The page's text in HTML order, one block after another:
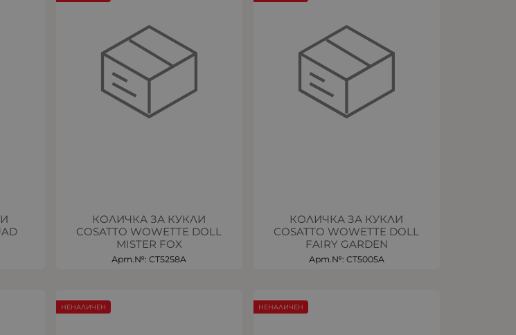
КОЛИЧКА ЗА КУКЛИ
COSATTO WOWETTE DOLL
MISTER FOX
Арт.№: CT5258A
КОЛИЧКА ЗА КУКЛИ
COSATTO WOWETTE DOLL
FAIRY GARDEN
Арт.№: CT5005A
НЕНАЛИЧЕН НЕНАЛИЧЕН